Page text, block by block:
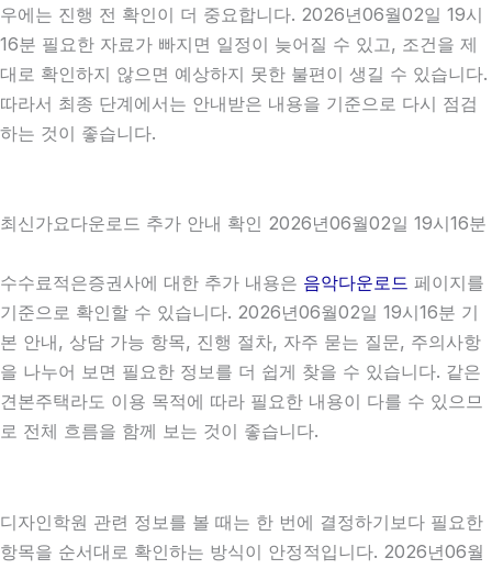
우에는 진행 전 확인이 더 중요합니다. 2026년06월02일 19시
16분 필요한 자료가 빠지면 일정이 늦어질 수 있고, 조건을 제
대로 확인하지 않으면 예상하지 못한 불편이 생길 수 있습니다.
따라서 최종 단계에서는 안내받은 내용을 기준으로 다시 점검
하는 것이 좋습니다.
최신가요다운로드 추가 안내 확인 2026년06월02일 19시16분
수수료적은증권사에 대한 추가 내용은 음악다운로드 페이지를
기준으로 확인할 수 있습니다. 2026년06월02일 19시16분 기
본 안내, 상담 가능 항목, 진행 절차, 자주 묻는 질문, 주의사항
을 나누어 보면 필요한 정보를 더 쉽게 찾을 수 있습니다. 같은
견본주택라도 이용 목적에 따라 필요한 내용이 다를 수 있으므
로 전체 흐름을 함께 보는 것이 좋습니다.
디자인학원 관련 정보를 볼 때는 한 번에 결정하기보다 필요한
항목을 순서대로 확인하는 방식이 안정적입니다. 2026년06월